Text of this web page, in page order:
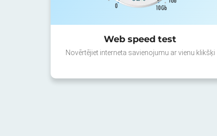
Web speed test
Novērtējiet interneta savienojumu ar vienu klikšķi